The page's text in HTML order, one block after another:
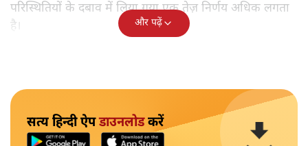
परिस्थितियों के दबाव में लिया गया एक तेज़ निर्णय अधिक लगता
है।
और पढ़ें
सत्य हिन्दी ऐपडाउनलोडकरें